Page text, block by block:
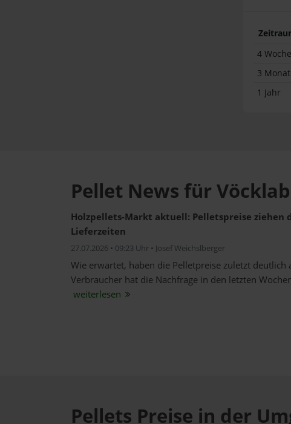
4
3
1 Jahr
Pellet News für
Holzpellets-Markt aktuell: Pelletspreise ziehen
Lieferzeiten
27.07.2026 • 09:23 Uhr • Josef Weichslberger
Wie erwartet, haben die Pelletpreise zuletzt
Verbraucher hat die Nachfrage in den letzten
weiterlesen
Pellets Preise in der